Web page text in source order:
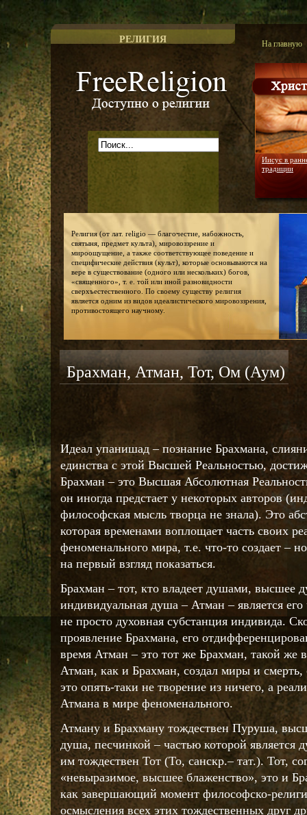
РЕЛИГИЯ На главную
Иисус в
традиции
Религия (от лат. religio — благочестие, набожность,
святыня, предмет культа), мировоззрение и
мироощущение, а также соответствующее поведение и
специфические действия (культ), которые основываются на
вере в существование (одного или нескольких) богов,
«священного», т. е. той или иной разновидности
сверхъестественного. По своему существу религия
является одним из видов идеалистического мировоззрения,
противостоящего научному.
Брахман, Атман, Тот, Ом (Аум)
Идеал упанишад – познание Брахмана,
единства с этой Высшей Реальностью,
Брахман – это Высшая Абсолютная
он иногда предстает у некоторых авторов
философская мысль творца не знала). Это
которая временами воплощает часть своих
феноменального мира, т.е. что-то создает –
на первый взгляд показаться.
Брахман – тот, кто владеет душами, высшее
индивидуальная душа – Атман – является
не просто духовная субстанция индивида.
проявление Брахмана, его
время Атман – это тот же Брахман, такой
Атман, как и Брахман, создал миры и
это опять-таки не творение из ничего, а
Атмана в мире феноменального.
Атману и Брахману тождествен Пуруша,
душа, песчинкой – частью которой является
им тождествен Тот (То, санскр.– тат.). Тот,
«невыразимое, высшее блаженство», это и
как завершающий момент философско-
осмысления всех этих тождественных друг